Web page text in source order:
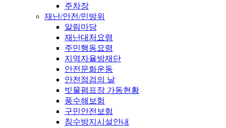
주차장
재난/안전/민방위
알림마당
재난대처요령
주민행동요령
지역자율방재단
안전문화운동
안전점검의 날
빗물펌프장 가동현황
풍수해보험
구민안전보험
침수방지시설안내